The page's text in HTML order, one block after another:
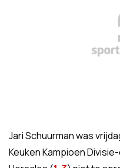
Jari Schuurman was
Keuken Kampioen